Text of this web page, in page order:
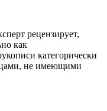
рецензирует,
как
категорически
не имеющими